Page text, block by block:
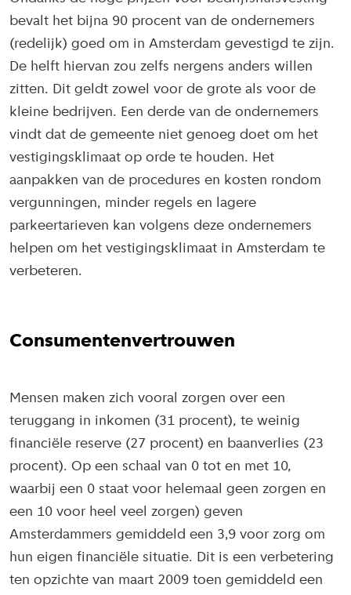
bevalt het bijna 90 procent van de ondernemers
(redelijk) goed om in Amsterdam gevestigd te zijn.
De helft hiervan zou zelfs nergens anders willen
zitten. Dit geldt zowel voor de grote als voor de
kleine bedrijven. Een derde van de ondernemers
vindt dat de gemeente niet genoeg doet om het
vestigingsklimaat op orde te houden. Het
aanpakken van de procedures en kosten rondom
vergunningen, minder regels en lagere
parkeertarieven kan volgens deze ondernemers
helpen om het vestigingsklimaat in Amsterdam te
verbeteren.
Consumentenvertrouwen
Mensen maken zich vooral zorgen over een
teruggang in inkomen (31 procent), te weinig
financiële reserve (27 procent) en baanverlies (23
procent). Op een schaal van 0 tot en met 10,
waarbij een 0 staat voor helemaal geen zorgen en
een 10 voor heel veel zorgen) geven
Amsterdammers gemiddeld een 3,9 voor zorg om
hun eigen financiële situatie. Dit is een verbetering
ten opzichte van maart 2009 toen gemiddeld een